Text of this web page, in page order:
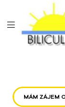
MÁM ZÁJEM